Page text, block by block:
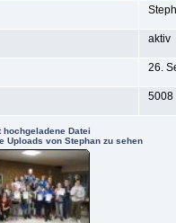
aktiv
26.
5008
hochgeladene Datei
Uploads von Stephan zu sehen